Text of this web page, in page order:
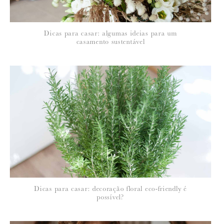
Para saber como tratamos e protegemos os seus dados, leia a nossa
política de privacidade
Dicas para casar: algumas ideias para um
casamento sustentável
Dicas para casar: decoração floral eco-friendly é
possível?